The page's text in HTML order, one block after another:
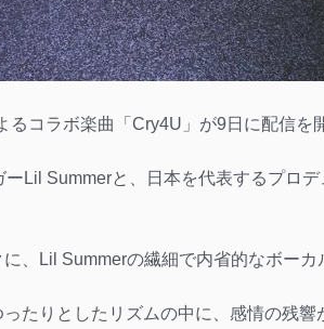
るコラボ楽曲「Cry4U」が9日に配信を
Lil Summerと、日本を代表するプロ
、Lil Summerの繊細で内省的なボーカ
たりとしたリズムの中に、感情の残響